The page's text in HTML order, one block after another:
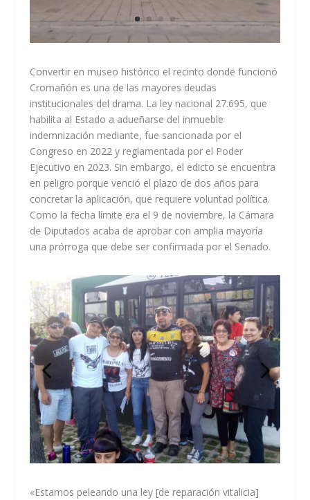
Convertir en museo histórico el recinto donde funcionó
Cromañón es una de las mayores deudas
institucionales del drama. La ley nacional 27.695, que
habilita al Estado a adueñarse del inmueble
indemnización mediante, fue sancionada por el
Congreso en 2022 y reglamentada por el Poder
Ejecutivo en 2023. Sin embargo, el edicto se encuentra
en peligro porque venció el plazo de dos años para
concretar la aplicación, que requiere voluntad política.
Como la fecha límite era el 9 de noviembre, la Cámara
de Diputados acaba de aprobar con amplia mayoría
una prórroga que debe ser confirmada por el Senado.
«Estamos peleando una ley [de reparación vitalicia]